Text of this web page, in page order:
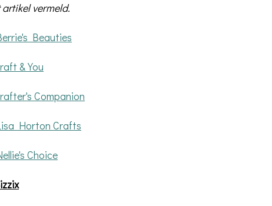
artikel vermeld.
Beauties
& You
Companion
Horton Crafts
Choice